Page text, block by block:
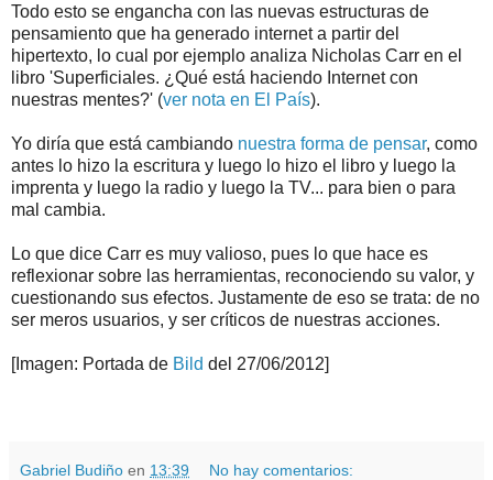
Todo esto se engancha con las nuevas estructuras de
pensamiento que ha generado internet a partir del
hipertexto, lo cual por ejemplo analiza Nicholas Carr en el
libro 'Superficiales. ¿Qué está haciendo Internet con
nuestras mentes?' (ver nota en El País).
Yo diría que está cambiando nuestra forma de pensar, como
antes lo hizo la escritura y luego lo hizo el libro y luego la
imprenta y luego la radio y luego la TV... para bien o para
mal cambia.
Lo que dice Carr es muy valioso, pues lo que hace es
reflexionar sobre las herramientas, reconociendo su valor, y
cuestionando sus efectos. Justamente de eso se trata: de no
ser meros usuarios, y ser críticos de nuestras acciones.
[Imagen: Portada de Bild del 27/06/2012]
Gabriel Budiño en 13:39 No hay comentarios: